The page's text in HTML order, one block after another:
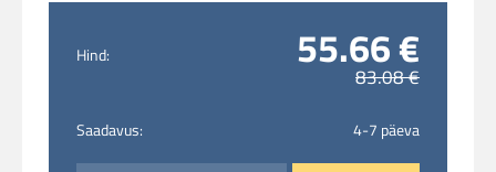
Hind: 55.66 €
83.08 €
Saadavus: 4-7 päeva